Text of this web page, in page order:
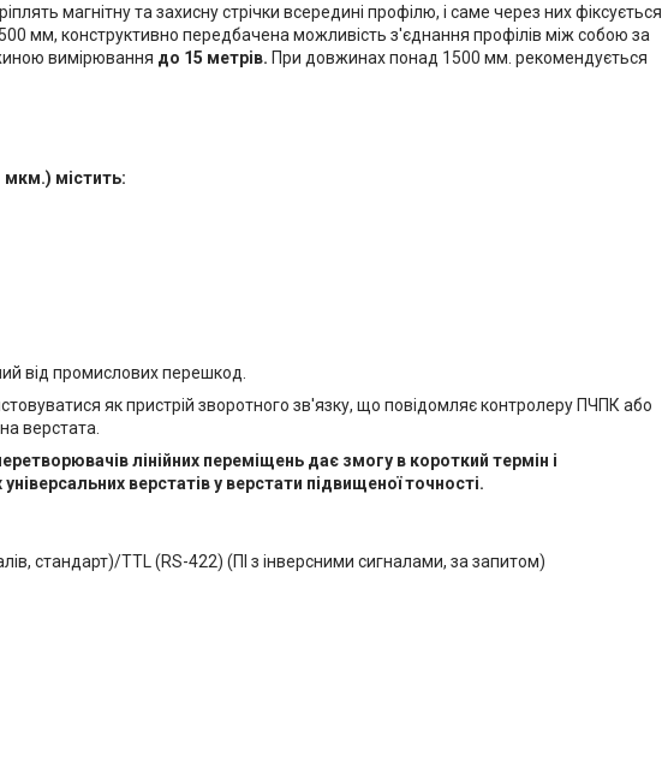
магнітну та захисну стрічки всередині профілю, і саме через них фіксується
мм, конструктивно передбачена можливість з'єднання профілів між собою за
вимірювання до 15 метрів. При довжинах понад 1500 мм. рекомендується
мкм.) містить:
від промислових перешкод.
як пристрій зворотного зв'язку, що повідомляє контролеру ПЧПК або
верстата.
лінійних переміщень дає змогу в короткий термін і
верстатів у верстати підвищеної точності.
стандарт)/TTL (RS-422) (ПІ з інверсними сигналами, за запитом)